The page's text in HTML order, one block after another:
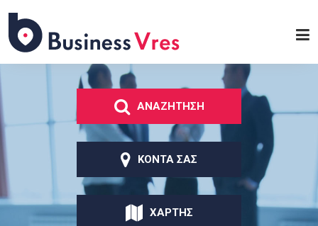
κυρίως περιεχόμενο
Business
ΑΝΑΖΗΤΗΣΗ
ΚΟΝΤΑ ΣΑΣ
ΧΑΡΤΗΣ